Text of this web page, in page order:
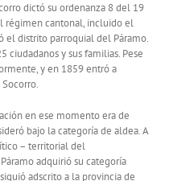
dictó su ordenanza 8 del 19
régimen cantonal, incluido el
el distrito parroquial del Páramo.
ciudadanos y sus familias. Pese
y en 1859 entró a
en ese momento era de
bajo la categoría de aldea. A
– territorial del
adquirió su categoría
adscrito a la provincia de